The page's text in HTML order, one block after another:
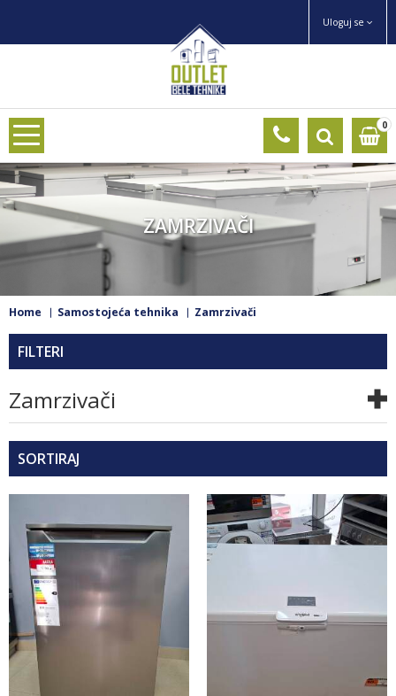
Uloguj se
0
ZAMRZIVAČI
Home Samostojeća tehnika Zamrzivači
FILTERI
Zamrzivači
SORTIRAJ